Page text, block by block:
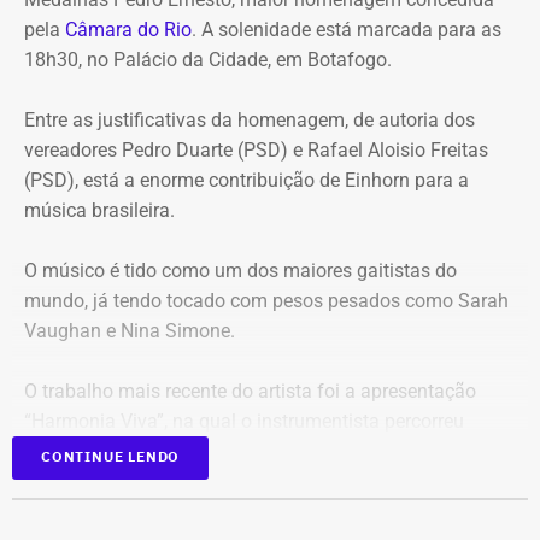
Mudança brusca na estratégia de investimento: a
20% logo na primeira reunião da nova gestão,
desrespeitando os estudos técnicos e pareceres da
consultoria financeira contratada, que desaconselhavam
o investimento de longo prazo.
previdenciários por 10 anos em uma instituição que
possuía rating B+ (grau especulativo com alto risco de
inadimplência), violando princípios de segurança e
Alteração regimental retroativa: a gestão do Itaprevi
exigência de que instituições financeiras recebedoras de
recursos tivessem rating mínimo A.
pela Câmara do Rio. A solenidade está marcada para as
18h30, no Palácio da Cidade, em Botafogo.
Entre as justificativas da homenagem, de autoria dos
vereadores Pedro Duarte (PSD) e Rafael Aloisio Freitas
(PSD), está a enorme contribuição de Einhorn para a
música brasileira.
O músico é tido como um dos maiores gaitistas do
mundo, já tendo tocado com pesos pesados como Sarah
Vaughan e Nina Simone.
O trabalho mais recente do artista foi a apresentação
diversas unidades pelo Sesc na cidade do Rio.
CONTINUE LENDO